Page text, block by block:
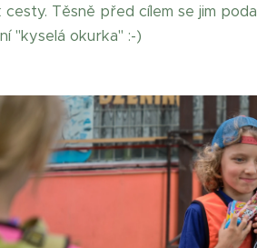
Těsně před cílem se jim
"kyselá okurka" :-)